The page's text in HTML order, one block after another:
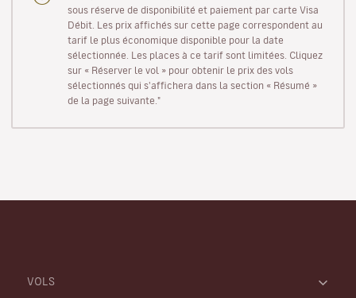
sous réserve de disponibilité et paiement par carte Visa
Débit. Les prix affichés sur cette page correspondent au
tarif le plus économique disponible pour la date
sélectionnée. Les places à ce tarif sont limitées. Cliquez
sur « Réserver le vol » pour obtenir le prix des vols
sélectionnés qui s'affichera dans la section « Résumé »
de la page suivante."
VOLS